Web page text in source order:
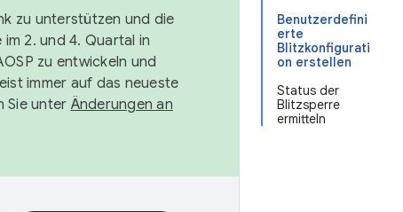
Benutzerdefini
erte
Blitzkonfigurati
on erstellen
Status der
Blitzsperre
ermitteln
zu unterstützen und die
2. und 4. Quartal in
zu entwickeln und
immer auf das neueste
Sie unter Änderungen an